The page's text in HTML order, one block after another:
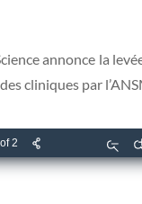
annonce la
cliniques par